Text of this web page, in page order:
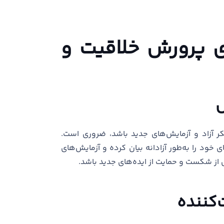
پرورش خلاقیت و
آزاد و آزمایش‌های جدید باشد، ضروری است.
خود را به‌طور آزادانه بیان کرده و آزمایش‌های
از شکست و حمایت از ایده‌های جدید باشد.